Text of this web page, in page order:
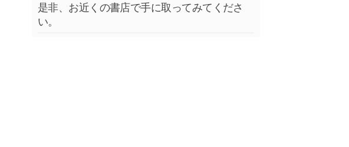
是非、お近くの書店で手に取ってみてくださ
い。